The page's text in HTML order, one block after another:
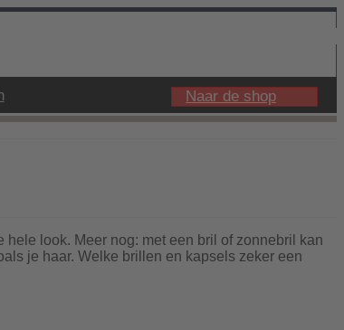
Naar de shop
look. Meer nog: met een bril of zonnebril kan
je haar. Welke brillen en kapsels zeker een